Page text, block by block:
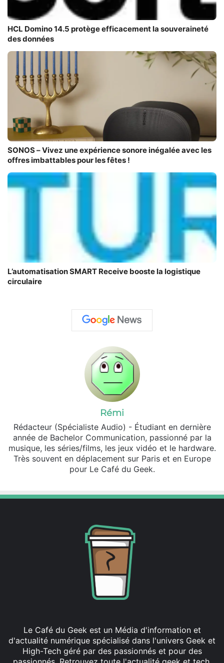
HCL Domino 14.5 protège efficacement la souveraineté
des données
SONOS – Vivez une expérience sonore inégalée avec les
offres imbattables pour les fêtes !
L’automatisation SMART Receive booste la logistique
circulaire
Rémi
Rédacteur (Spécialiste Audio) - Étudiant en dernière
année de Bachelor Communication, passionné par la
musique, les séries/films, les jeux vidéo et le hardware.
Très souvent en déplacement sur Paris et en Europe
pour Le Café du Geek.
Le Café du Geek est un Média d'information et
d'actualité numérique spécialisé dans l'univers Geek et
High-Tech géré par des passionnés et pour des